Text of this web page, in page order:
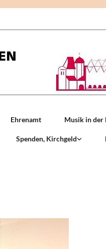
Ehrenamt Musik in der
Spenden, Kirchgeld